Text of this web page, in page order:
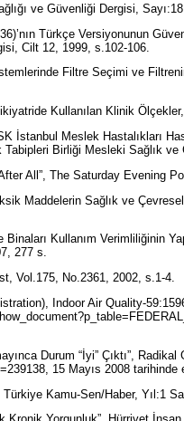
ve Güvenliği Dergisi,
Türkçe Versiyonunun
Cilt 12, 1999, s.102-106.
Filtre Seçimi ve
Kullanılan Klinik
İstanbul Meslek Hastalıkları
Tabipleri Birliği Mesleki Sağlık
All”, The Saturday Evening
Maddelerin Sağlık ve
Kullanım Verimliliğinin
277 s.
Vol.175, No.2361, 2002, s.1-4.
Indoor Air Quality-
Durum “İyi” Çıktı”,
15 Mayıs 2008 tarihinde
Kamu-Sen/Haber, Yıl:1